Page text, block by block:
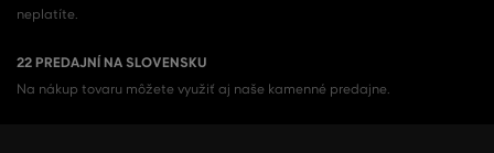
neplatíte.
22 PREDAJNÍ NA SLOVENSKU
Na nákup tovaru môžete využiť aj naše kamenné predajne.